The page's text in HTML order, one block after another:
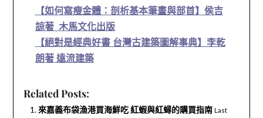
【如何寫瘦金體：剖析基本筆畫與部首】侯吉
諒著 木馬文化出版
【絕對是經典好書 台灣古建築圖解事典】李乾
朗著 遠流建築
Related Posts:
來嘉義布袋漁港買海鮮吃 紅蝦與紅蟳的購買指南 Last